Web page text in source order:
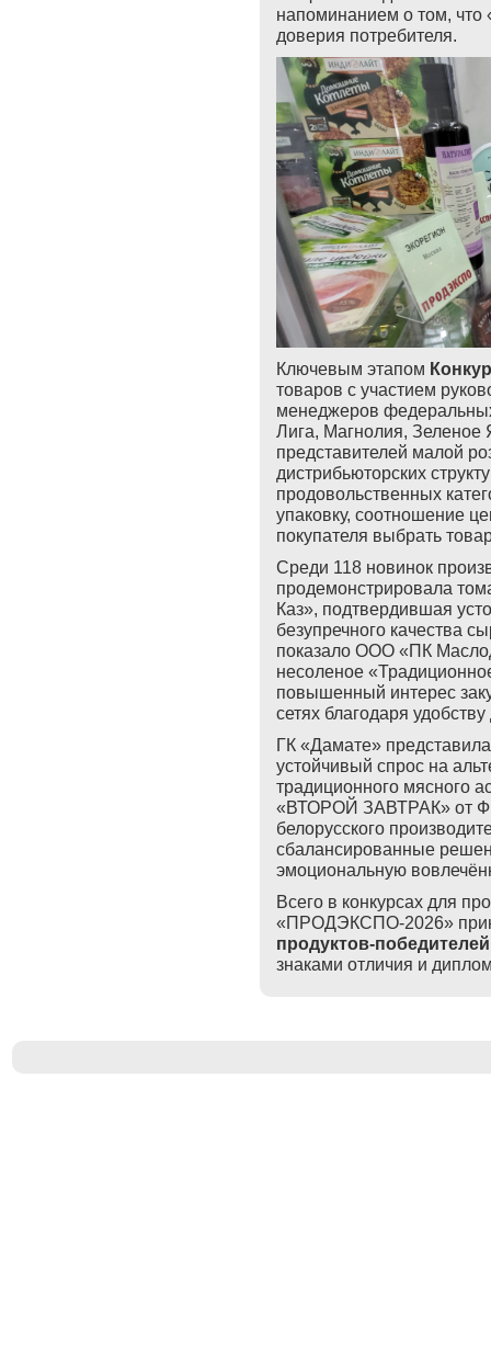
напоминанием о том, что
доверия потребителя.
Ключевым этапом
товаров с участием
менеджеров
Лига, Магнолия, Зеленое
представителей малой
дистрибьюторских
продовольственных
упаковку, соотношение
покупателя выбрать
Среди 118 новинок
продемонстрировала
Каз», подтвердившая
безупречного качества
показало ООО «ПК
несоленое
повышенный интерес
сетях благодаря
ГК «Дамате»
устойчивый спрос на
традиционного мясного
«ВТОРОЙ ЗАВТРАК» от
белорусского
сбалансированные
эмоциональную
Всего в конкурсах для
«ПРОДЭКСПО-2026»
продуктов-
знаками отличия и